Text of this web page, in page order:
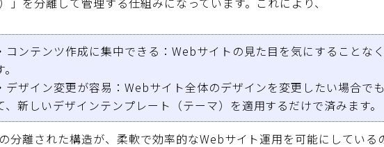
コンテンツ作成に集中できる ：Webサイトの見た目を気にすることな
デザイン変更が容易 ：Webサイト全体のデザインを変更したい場合で
、新しいデザインテンプレート（テーマ）を適用するだけで済みます。
分離された構造が、柔軟で効率的なWebサイト運用を可能にしている